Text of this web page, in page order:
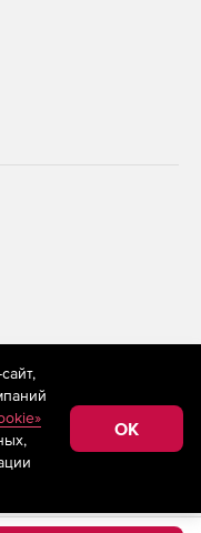
применяются
технологии
сбора,
к
Федерации)
OK